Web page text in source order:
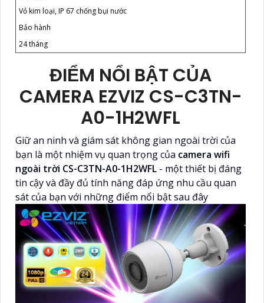
Vỏ kim loại, IP 67 chống bụi nước
Bảo hành
24 tháng
ĐIỂM NỔI BẬT CỦA
CAMERA EZVIZ CS-C3TN-
A0-1H2WFL
Giữ an ninh và giám sát không gian ngoài trời của
bạn là một nhiệm vụ quan trọng của camera wifi
ngoài trời CS-C3TN-A0-1H2WFL - một thiết bị đáng
tin cậy và đầy đủ tính năng đáp ứng nhu cầu quan
sát của bạn với những điểm nổi bật sau đây